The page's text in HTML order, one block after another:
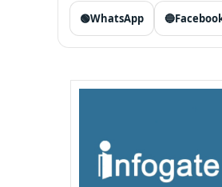
🟢WhatsApp 🔵